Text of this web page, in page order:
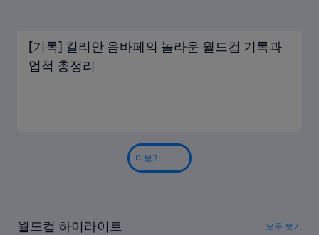
[기록] 킬리안 음바페의 놀라운 월드컵 기록과
업적 총정리
더보기
월드컵 하이라이트 모두 보기